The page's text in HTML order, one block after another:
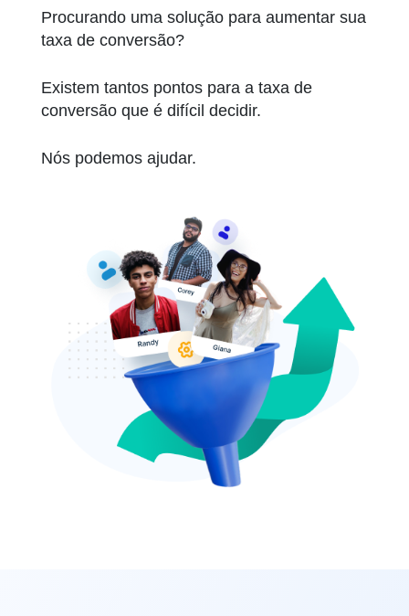
Procurando uma solução para aumentar sua
taxa de conversão?
Existem tantos pontos para a taxa de
conversão que é difícil decidir.
Nós podemos ajudar.